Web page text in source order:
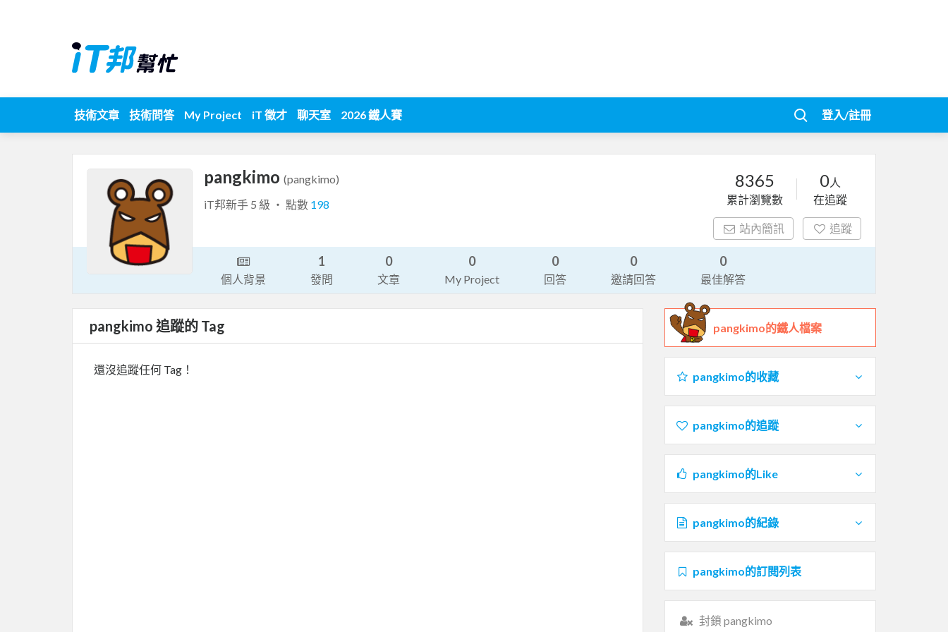
技術文章 技術問答 My Project iT 徵才 聊天室 2026 鐵人賽 登入/註冊
pangkimo (pangkimo)
iT邦新手 5 級 ‧ 點數 198
8365
累計瀏覽數
0人
在追蹤
站內簡訊 追蹤
個人背景
1
發問
0
文章
0
My Project
0
回答
0
邀請回答
0
最佳解答
pangkimo 追蹤的 Tag
還沒追蹤任何 Tag！
pangkimo的鐵人檔案
pangkimo的收藏
pangkimo的追蹤
pangkimo的Like
pangkimo的紀錄
pangkimo的訂閱列表
封鎖 pangkimo